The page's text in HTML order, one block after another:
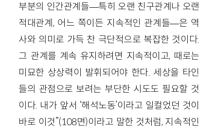
부분의 인간관계들—특히 오랜 친구관계나 오랜
적대관계, 어느 쪽이든 지속적인 관계들—은 역
사와 의미로 가득 찬 극단적으로 복잡한 것이다.
그 관계를 계속 유지하려면 지속적이고, 때로는
미묘한 상상력이 발휘되어야 한다. 세상을 타인
들의 관점으로 보려는 부단한 시도도 필요할 것
이다. 내가 앞서 ‘해석노동’이라고 일컬었던 것이
바로 이것”(108면)이라고 말한 것처럼, 지속적인